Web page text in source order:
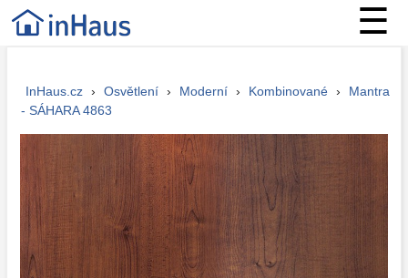
☰
InHaus.cz › Osvětlení › Moderní › Kombinované ›
Mantra
- SÁHARA 4863